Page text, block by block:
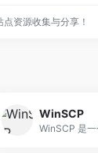
资源收集与分享！
WinSCP